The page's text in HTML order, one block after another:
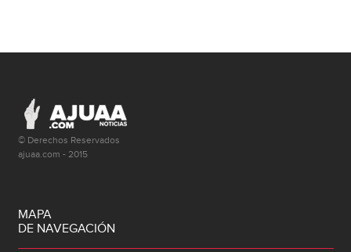
© Derechos Reservados
ajuaa.com - 2015
MAPA
DE NAVEGACIÓN